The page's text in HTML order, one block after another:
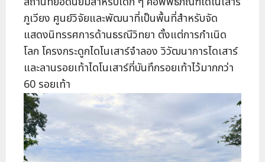
ภูเวียง ศูนย์วิจัยและพัฒนาที่เป็นพื้นที่สำหรับจัด
แสดงนิทรรศการด้านธรณีวิทยา ตั้งแต่การกำเนิด
โลก โครงกระดูกไดโนเสาร์จำลอง วิวัฒนาการไดเสาร์
และลานรอยเท้าไดโนเสาร์ที่บันทึกรอยเท้าไว้มากกว่า
60 รอยเท้า